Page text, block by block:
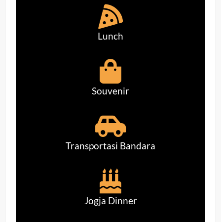
Lunch
Souvenir
Transportasi Bandara
Jogja Dinner